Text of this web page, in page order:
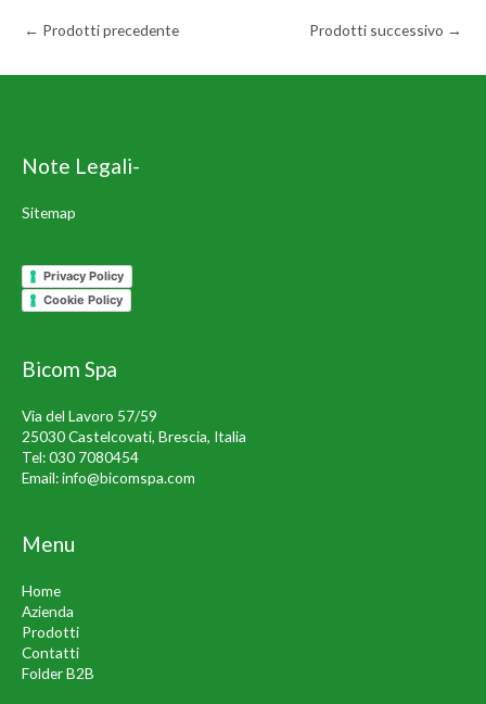
← Prodotti precedente Prodotti successivo →
Note Legali-
Sitemap
Privacy Policy
Cookie Policy
Bicom Spa
Via del Lavoro 57/59
25030 Castelcovati, Brescia, Italia
Tel:030 7080454
Email:info@bicomspa.com
Menu
Home
Azienda
Prodotti
Contatti
Folder B2B